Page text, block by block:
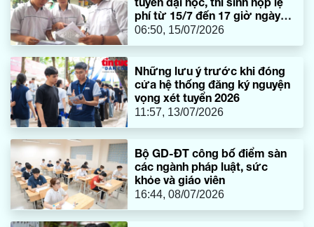
phí từ 15/7 đến 17 giờ ngày
21/7
06:50, 15/07/2026
Những lưu ý trước khi đóng
cửa hệ thống đăng ký nguyện
vọng xét tuyển 2026
11:57, 13/07/2026
Bộ GD-ĐT công bố điểm sàn
các ngành pháp luật, sức
khỏe và giáo viên
16:44, 08/07/2026